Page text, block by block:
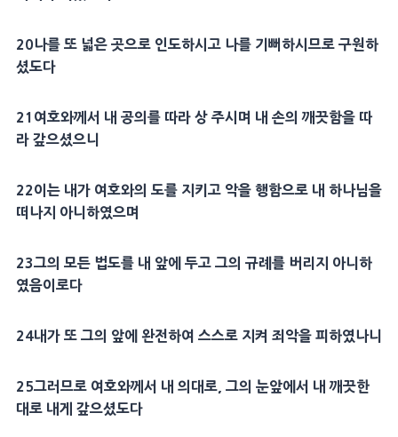
20나를 또 넓은 곳으로 인도하시고 나를 기뻐하시므로 구원 하
셨도다
21 여호와께서 내 공의 를 따라 상 주시며 내 손의 깨끗함을 따
라 갚으셨으니
22이는 내가 여호와의 도를 지키고 악을 행함으로 내 하나님을
떠나지 아니하였으며
23그의 모든 법도를 내 앞에 두고 그의 규례 를 버리지 아니하
였음이로다
24내가 또 그의 앞에 완전하여 스스로 지켜 죄악을 피하였나니
25그러므로 여호와께서 내 의대로, 그의 눈앞에서 내 깨끗한
대로 내게 갚으셨도다